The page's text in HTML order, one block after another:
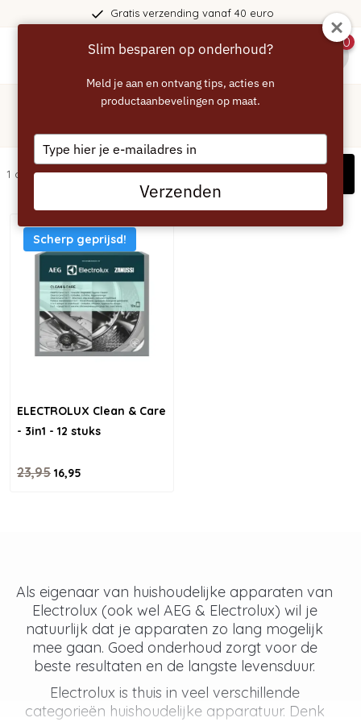
Gratis verzending vanaf 40 euro
0
Merken/Electrolux
1 artikelen Filters
Scherp geprijsd!
ELECTROLUX Clean & Care
- 3in1 - 12 stuks
23,95 16,95
Als eigenaar van huishoudelijke apparaten van
Electrolux (ook wel AEG & Electrolux) wil je
natuurlijk dat je apparaten zo lang mogelijk
mee gaan. Goed onderhoud zorgt voor de
beste resultaten en de langste levensduur.
Electrolux is thuis in veel verschillende
categorieën huishoudelijke apparatuur. Denk
Slim besparen op onderhoud?
Meld je aan en ontvang tips, acties en
productaanbevelingen op maat.
Type
your
email
Verzenden